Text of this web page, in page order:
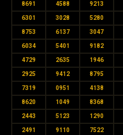
8691 4588 9213
6301 3028 5280
8753 6137 3047
6034 5401 9182
4729 2635 1946
2925 9412 8795
7319 0951 4138
8620 1049 8368
2443 5123 1290
2491 9110 7522